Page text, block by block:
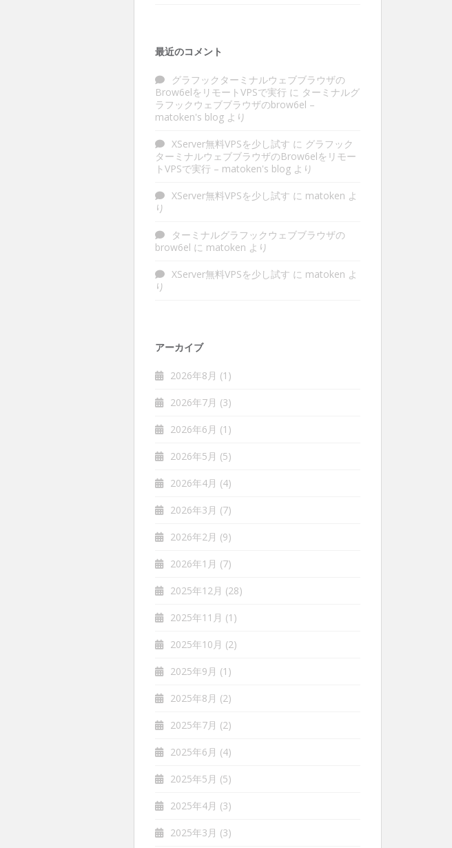
最近のコメント
グラフックターミナルウェブブラウザの
Brow6elをリモートVPSで実行 に ターミナルグ
ラフックウェブブラウザのbrow6el –
matoken's blog より
XServer無料VPSを少し試す に グラフック
ターミナルウェブブラウザのBrow6elをリモー
トVPSで実行 – matoken's blog より
XServer無料VPSを少し試す に matoken よ
り
ターミナルグラフックウェブブラウザの
brow6el に matoken より
XServer無料VPSを少し試す に matoken よ
り
アーカイブ
2026年8月 (1)
2026年7月 (3)
2026年6月 (1)
2026年5月 (5)
2026年4月 (4)
2026年3月 (7)
2026年2月 (9)
2026年1月 (7)
2025年12月 (28)
2025年11月 (1)
2025年10月 (2)
2025年9月 (1)
2025年8月 (2)
2025年7月 (2)
2025年6月 (4)
2025年5月 (5)
2025年4月 (3)
2025年3月 (3)